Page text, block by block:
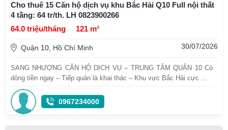
Cho thuê 15 Căn hộ dịch vụ khu Bắc Hải Q10 Full nội thất
4 tầng: 64 tr/th. LH 0823900266
64.0 triệu/tháng
121 m²
Quận 10, Hồ Chí Minh 30/07/2026
SANG NHƯỢNG CĂN HỘ DỊCH VỤ – TRUNG TÂM QUẬN 10 Có
dòng tiền ngay – Tiếp quản là khai thác – Khu vực Bắc Hải cực ...
0967234000